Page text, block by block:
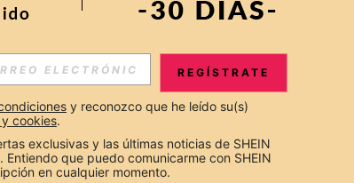
PROMOCIONES Y NOTICIAS DE SHEIN
REGÍSTRATE
y reconozco que he leído su(s)
cookies.
exclusivas y las últimas noticias de SHEIN
Entiendo que puedo comunicarme con SHEIN
en cualquier momento.